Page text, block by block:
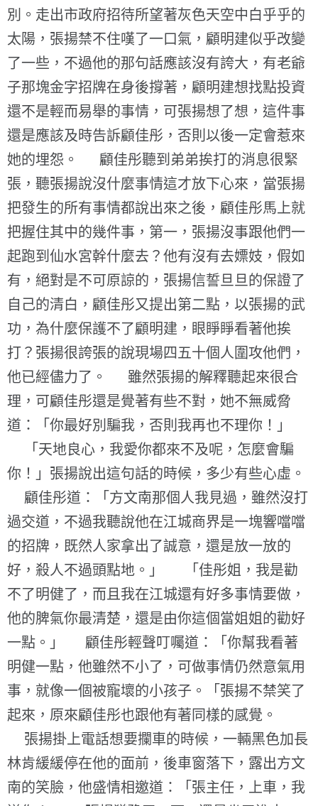
別。走出市政府招待所望著灰色天空中白乎乎的
太陽，張揚禁不住嘆了一口氣，顧明建似乎改變
了一些，不過他的那句話應該沒有誇大，有老爺
子那塊金字招牌在身後撐著，顧明建想找點投資
還不是輕而易舉的事情，可張揚想了想，這件事
還是應該及時告訴顧佳彤，否則以後一定會惹來
她的埋怨。 顧佳彤聽到弟弟挨打的消息很緊
張，聽張揚說沒什麼事情這才放下心來，當張揚
把發生的所有事情都說出來之後，顧佳彤馬上就
把握住其中的幾件事，第一，張揚沒事跟他們一
起跑到仙水宮幹什麼去？他有沒有去嫖妓，假如
有，絕對是不可原諒的，張揚信誓旦旦的保證了
自己的清白，顧佳彤又提出第二點，以張揚的武
功，為什麼保護不了顧明建，眼睜睜看著他挨
打？張揚很誇張的說現場四五十個人圍攻他們，
他已經儘力了。 雖然張揚的解釋聽起來很合
理，可顧佳彤還是覺著有些不對，她不無威脅
道：「你最好別騙我，否則我再也不理你！」
「天地良心，我愛你都來不及呢，怎麼會騙
你！」張揚說出這句話的時候，多少有些心虛。
顧佳彤道：「方文南那個人我見過，雖然沒打
過交道，不過我聽說他在江城商界是一塊響噹噹
的招牌，既然人家拿出了誠意，還是放一放的
好，殺人不過頭點地。」 「佳彤姐，我是勸
不了明健了，而且我在江城還有好多事情要做，
他的脾氣你最清楚，還是由你這個當姐姐的勸好
一點。」 顧佳彤輕聲叮囑道：「你幫我看著
明健一點，他雖然不小了，可做事情仍然意氣用
事，就像一個被寵壞的小孩子。「張揚不禁笑了
起來，原來顧佳彤也跟他有著同樣的感覺。
張揚掛上電話想要攔車的時候，一輛黑色加長
林肯緩緩停在他的面前，後車窗落下，露出方文
南的笑臉，他盛情相邀道：「張主任，上車，我